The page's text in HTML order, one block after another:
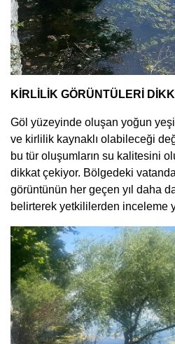
KİRLİLİK GÖRÜNTÜLERİ
Göl yüzeyinde oluşan yoğun
ve kirlilik kaynaklı olabileceği
bu tür oluşumların su kalitesini
dikkat çekiyor. Bölgedeki
görüntünün her geçen yıl daha
belirterek yetkililerden inceleme